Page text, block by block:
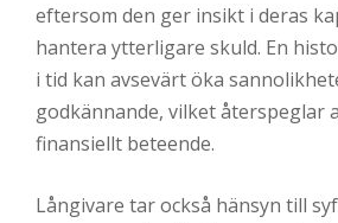
eftersom den ger insikt i deras
hantera ytterligare skuld. En
i tid kan avsevärt öka
godkännande, vilket återspeglar
finansiellt beteende.
Långivare tar också hänsyn till